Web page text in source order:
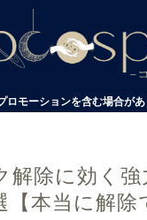
ロモーションを含む場合が
解除に効く強
【本当に解除